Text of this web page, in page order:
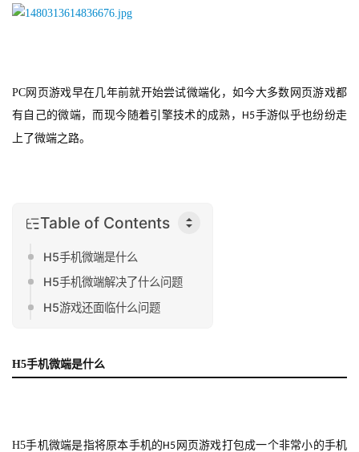
PC网页游戏早在几年前就开始尝试微端化，如今大多数网页游戏都
有自己的微端，而现今随着引擎技术的成熟， H5手游似乎也纷纷走
上了微端之路。
Table of Contents
H5手机微端是什么
H5手机微端解决了什么问题
H5游戏还面临什么问题
H5手机微端是什么
H5手机微端是指将原本手机的H5 网页游戏打包成一个非常小的手机